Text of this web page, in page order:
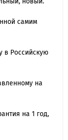
самим
в Российскую
на
на 1 год,